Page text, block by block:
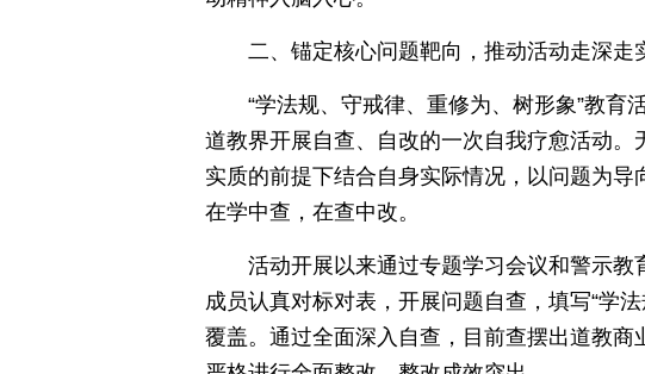
二、锚定核心问题靶向，推动活动走深走
“学法规、守戒律、重修为、树形象”教
道教界开展自查、自改的一次自我疗愈活动
实质的前提下结合自身实际情况，以问题为导
在学中查，在查中改。
活动开展以来通过专题学习会议和警示
成员认真对标对表，开展问题自查，填写“学
覆盖。通过全面深入自查，目前查摆出道教